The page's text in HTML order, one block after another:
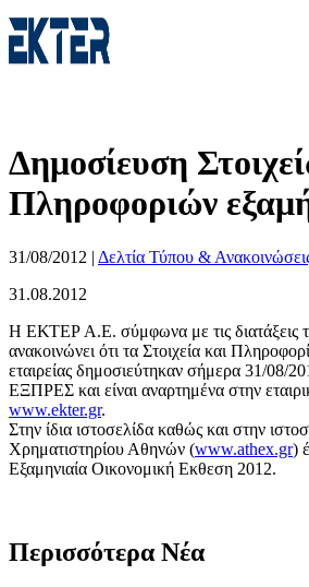
Δημοσίευση
Πληροφοριών
31/08/2012 | Δελτία Τύπου &
31.08.2012
Η EΚΤΕΡ Α.Ε. σύμφωνα με τις διατάξεις
ανακοινώνει ότι τα Στοιχεία και
εταιρείας δημοσιεύτηκαν σήμερα 31/08/
ΕΞΠΡΕΣ και είναι αναρτημένα στην
www.ekter.gr.
Στην ίδια ιστοσελίδα καθώς και στην
Χρηματιστηρίου Αθηνών (www.athex.gr)
Εξαμηνιαία Οικονομική Εκθεση 2012.
Περισσότερα Νέα